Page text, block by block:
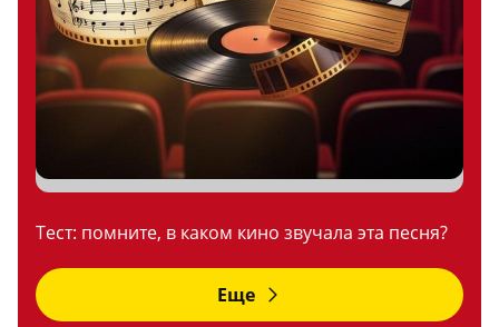
Тест: помните, в каком кино звучала эта песня?
Еще